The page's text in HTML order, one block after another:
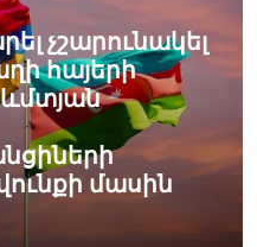
չշարունակել
հայերի
մասին